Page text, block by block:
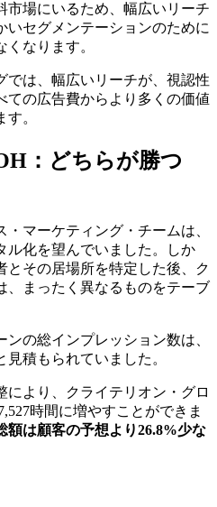
市場にいるため、幅広いリーチ
いセグメンテーションのために
なります。
では、幅広いリーチが、視認性
ての広告費からより多くの価値
。
：どちらが勝つ
マーケティング・チームは、
ル化を望んでいました。しか
とその居場所を特定した後、ク
、まったく異なるものをテーブ
の総インプレッション数は、
積もられていました。
により、クライテリオン・グロ
時間に増やすことができま
額は顧客の予想より26.8%少な